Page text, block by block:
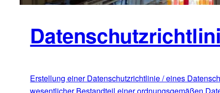
Erstellung einer Datenschutzrichtlinie / eines
wesentlicher Bestandteil einer ordnungsgemäßen